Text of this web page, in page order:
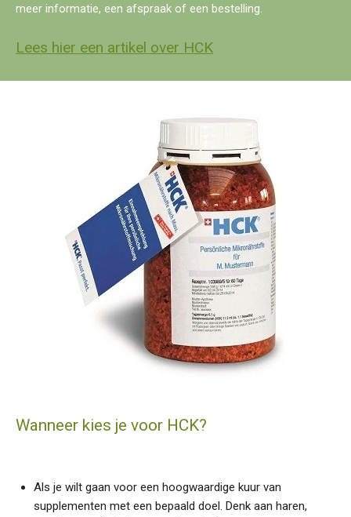
meer informatie, een afspraak of een bestelling.
Lees hier een artikel over HCK
Wanneer kies je voor HCK?
Als je wilt gaan voor een hoogwaardige kuur van
supplementen met een bepaald doel. Denk aan haren,